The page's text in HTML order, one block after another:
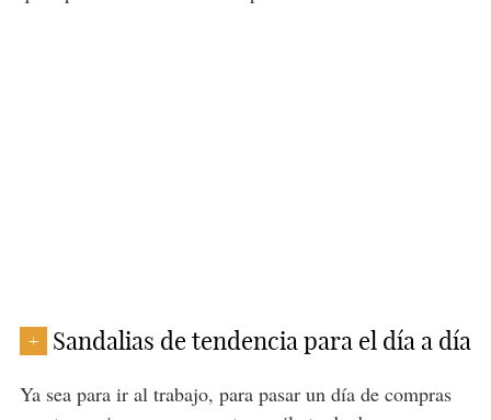
+ Sandalias de tendencia para el día a día
Ya sea para ir al trabajo, para pasar un día de compras